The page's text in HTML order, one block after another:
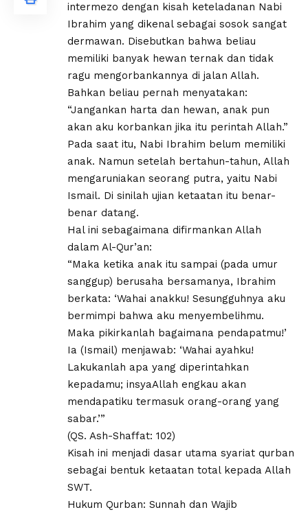
intermezo dengan kisah keteladanan Nabi
Ibrahim yang dikenal sebagai sosok sangat
dermawan. Disebutkan bahwa beliau
memiliki banyak hewan ternak dan tidak
ragu mengorbankannya di jalan Allah.
Bahkan beliau pernah menyatakan:
“Jangankan harta dan hewan, anak pun
akan aku korbankan jika itu perintah Allah.”
Pada saat itu, Nabi Ibrahim belum memiliki
anak. Namun setelah bertahun-tahun, Allah
mengaruniakan seorang putra, yaitu Nabi
Ismail. Di sinilah ujian ketaatan itu benar-
benar datang.
Hal ini sebagaimana difirmankan Allah
dalam Al-Qur’an:
“Maka ketika anak itu sampai (pada umur
sanggup) berusaha bersamanya, Ibrahim
berkata: ‘Wahai anakku! Sesungguhnya aku
bermimpi bahwa aku menyembelihmu.
Maka pikirkanlah bagaimana pendapatmu!’
Ia (Ismail) menjawab: ‘Wahai ayahku!
Lakukanlah apa yang diperintahkan
kepadamu; insyaAllah engkau akan
mendapatiku termasuk orang-orang yang
sabar.’”
(QS. Ash-Shaffat: 102)
Kisah ini menjadi dasar utama syariat qurban
sebagai bentuk ketaatan total kepada Allah
SWT.
Hukum Qurban: Sunnah dan Wajib